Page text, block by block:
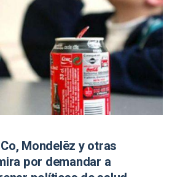
Mondelēz y otras
por demandar a